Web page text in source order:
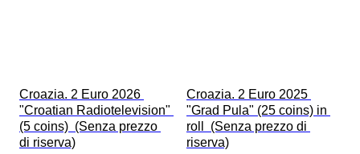
Croazia. 2 Euro 2026
"Croatian Radiotelevision"
(5 coins)  (Senza prezzo
di riserva)
Croazia. 2 Euro 2025
"Grad Pula" (25 coins) in
roll  (Senza prezzo di
riserva)